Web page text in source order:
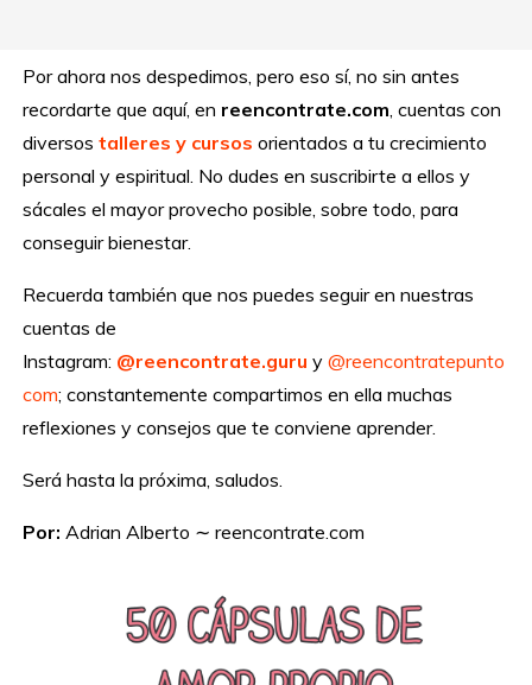
Por ahora nos despedimos, pero eso sí, no sin antes
recordarte que aquí, en reencontrate.com, cuentas con
diversostalleres y cursos orientados a tu crecimiento
personal y espiritual. No dudes en suscribirte a ellos y
sácales el mayor provecho posible, sobre todo, para
conseguir bienestar.
Recuerda también que nos puedes seguir en nuestras
cuentas de
Instagram: @reencontrate.guru y@reencontratepunto
com; constantemente compartimos en ella muchas
reflexiones y consejos que te conviene aprender.
Será hasta la próxima, saludos.
Por: Adrian Alberto ∼ reencontrate.com